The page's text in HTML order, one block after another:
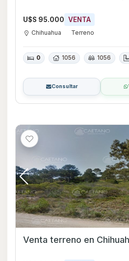
U$S 95.000 VENTA
Chihuahua Terreno
0 1056 1056
Consultar
Venta terreno en